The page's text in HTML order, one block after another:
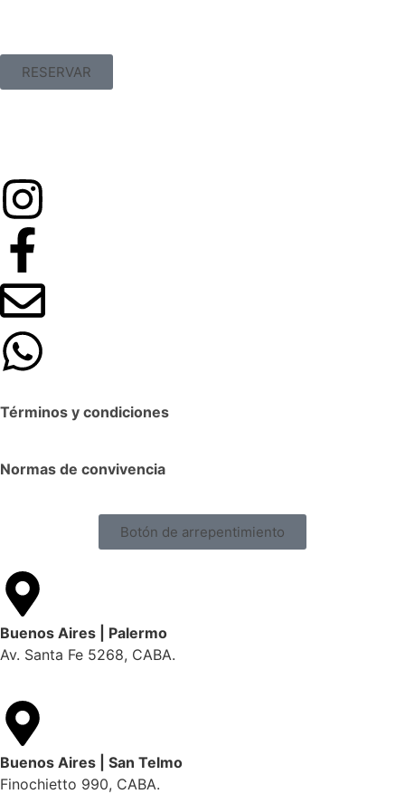
RESERVAR
Términos y condiciones
Normas de convivencia
Botón de arrepentimiento
Buenos Aires | Palermo
Av. Santa Fe 5268, CABA.
Buenos Aires | San Telmo
Finochietto 990, CABA.